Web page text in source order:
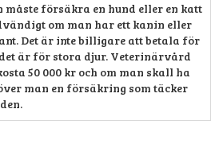
måste försäkra en hund eller en katt
om man har ett kanin eller
Det är inte billigare att betala för
är för stora djur. Veterinärvård
50 000 kr och om man skall ha
man en försäkring som täcker